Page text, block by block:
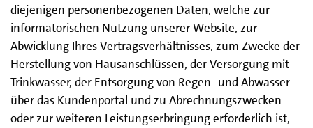
diejenigen personenbezogenen Daten, welche zur
informatorischen Nutzung unserer Website, zur
Abwicklung Ihres Vertragsverhältnisses, zum Zwecke der
Herstellung von Hausanschlüssen, der Versorgung mit
Trinkwasser, der Entsorgung von Regen- und Abwasser
über das Kundenportal und zu Abrechnungszwecken
oder zur weiteren Leistungserbringung erforderlich ist,